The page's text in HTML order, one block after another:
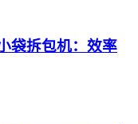
袋拆包机：效率